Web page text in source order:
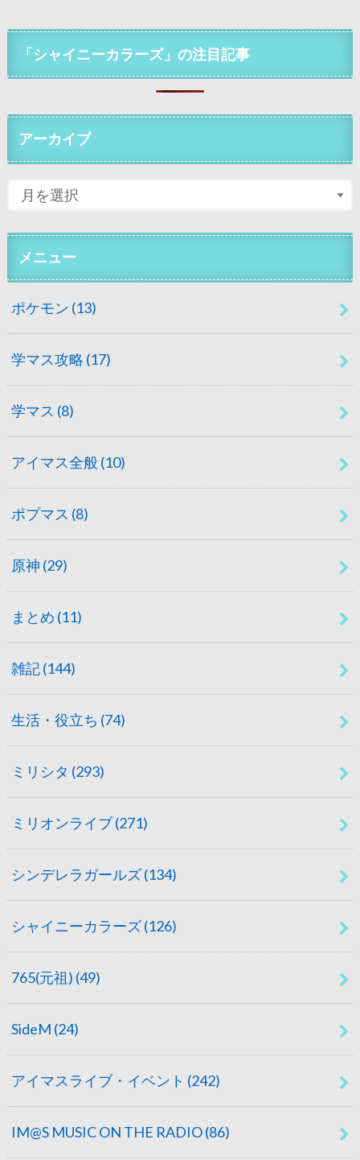
「シャイニーカラーズ」の注目記事
アーカイブ
メニュー
ポケモン (13)
学マス攻略 (17)
学マス (8)
アイマス全般 (10)
ポプマス (8)
原神 (29)
まとめ (11)
雑記(144)
生活・役立ち (74)
ミリシタ (293)
ミリオンライブ(271)
シンデレラガールズ(134)
シャイニーカラーズ(126)
765(元祖) (49)
SideM (24)
アイマスライブ・イベント (242)
IM@S MUSIC ON THE RADIO(86)